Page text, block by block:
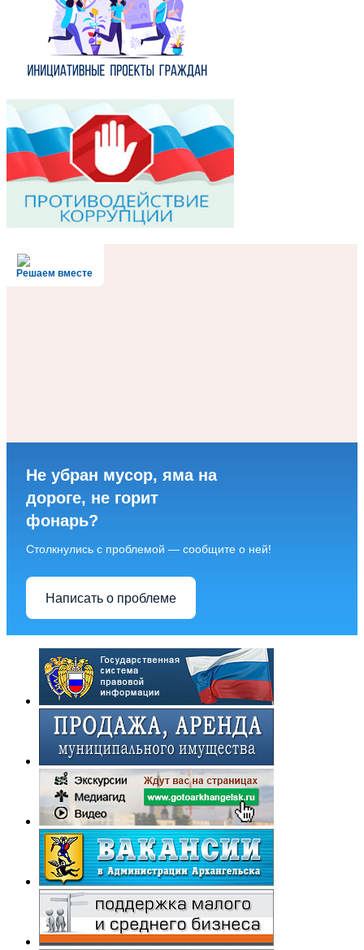
Решаем вместе
Не убран мусор, яма на
дороге, не горит
фонарь?
Столкнулись с проблемой — сообщите о ней!
Написать о проблеме